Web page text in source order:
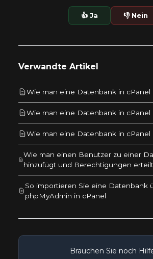
👍 Ja 👎 Nein
Verwandte Artikel
Wie man eine Datenbank in cPanel
Wie man eine Datenbank in
Wie man eine Datenbank in cPanel
Wie man einen Benutzer zu einer
hinzufügt und Berechtigungen erteilt
So importieren Sie eine Datenbank
phpMyAdmin in cPanel
Brauchen Sie noch